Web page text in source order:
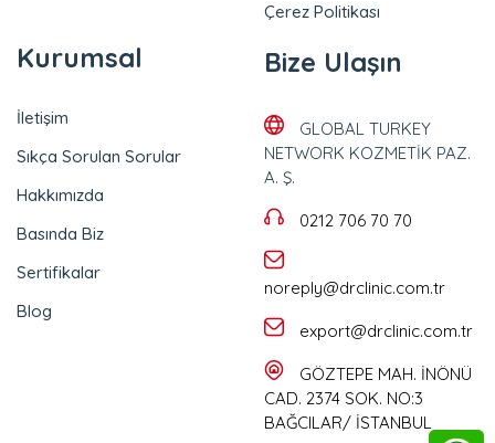
Çerez Politikası
Kurumsal
İletişim
Sıkça Sorulan Sorular
Hakkımızda
Basında Biz
Sertifikalar
Blog
Bize Ulaşın
GLOBAL TURKEY
NETWORK KOZMETİK PAZ.
A. Ş.
0212 706 70 70
noreply@drclinic.com.tr
export@drclinic.com.tr
GÖZTEPE MAH. İNÖNÜ
CAD. 2374 SOK. NO:3
BAĞCILAR/ İSTANBUL